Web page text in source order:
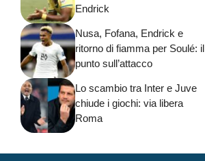
Endrick
Nusa, Fofana, Endrick e
ritorno di fiamma per Soulé: il
punto sull’attacco
Lo scambio tra Inter e Juve
chiude i giochi: via libera
Roma